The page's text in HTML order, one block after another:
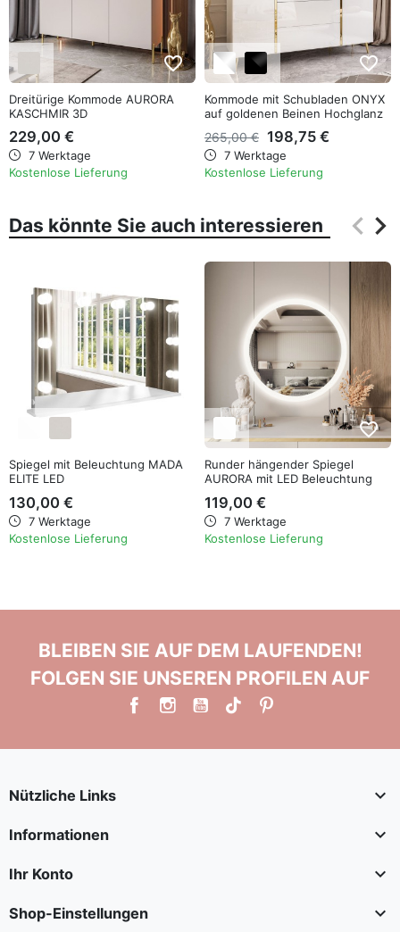
favorite_border
Dreitürige Kommode AURORA
KASCHMIR 3D
229,00 €
7 Werktage
Kostenlose Lieferung
favorite_border
Kommode mit Schubladen ONYX
auf goldenen Beinen Hochglanz
265,00 € 198,75 €
7 Werktage
Kostenlose Lieferung
Das könnte Sie auch interessieren keyboard_arrow_left
keyboard_arrow_right
Spiegel mit Beleuchtung MADA
ELITE LED
130,00 €
7 Werktage
Kostenlose Lieferung
favorite_border
Runder hängender Spiegel
AURORA mit LED Beleuchtung
119,00 €
7 Werktage
Kostenlose Lieferung
BLEIBEN SIE AUF DEM LAUFENDEN!
FOLGEN SIE UNSEREN PROFILEN AUF
Nützliche Links 
Informationen 
Ihr Konto 
Shop-Einstellungen 